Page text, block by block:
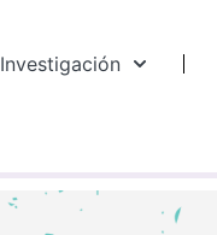
Investigación